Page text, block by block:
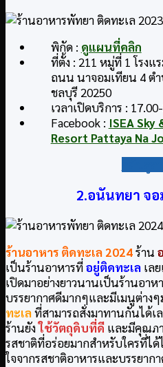
พิกัด : ดูแผนที่คลิก
ที่ตั้ง : 211 หมู่ที่ 1 โรงแ
ถนน นาจอมเทียน 4 ต
ชลบุรี 20250
เวลาเปิดบริการ :
Facebook : ISEA
Resort Pattaya Na
2.อนันทยา จ
ร้านอาหาร ติดทะเล2024ร้าน
เป็นร้านอาหารที่อยู่ติดทะเล เล
เปิดมาอย่างยาวนานเป็นร้านอา
บรรยากาศดีมากๆและมีเมนูต่างๆ
ทะเลที่สามารถสั่งมาทานกันได้เ
ร้านยังใช้วัตถุดิบที่ดี และมีคุณภ
รสชาติที่อร่อยมากสำหรับใครที่ไ
ใจจากรสชาติอาหารและบรรยาก